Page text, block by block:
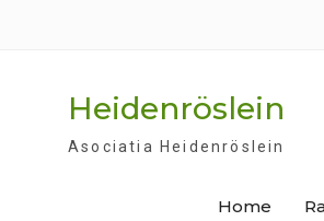
Heidenröslein
Asociatia Heidenröslein
Home